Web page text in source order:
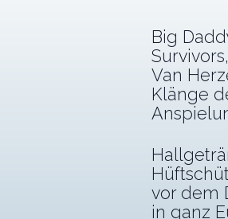
Big
Van
Klänge
vor dem
in ganz